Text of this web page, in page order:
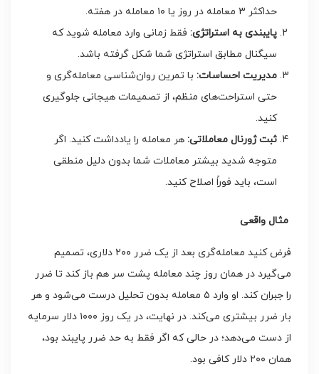
حداکثر ۳ معامله در روز یا ۱۰ معامله در هفته.
پایبندی به استراتژی: فقط زمانی وارد معامله شوید که
سیگنال مطابق استراتژی شما شکل گرفته باشد.
مدیریت احساسات: با تمرین روان‌شناسی معامله‌گری و
حتی استراحت‌های منظم، از تصمیمات هیجانی جلوگیری
کنید.
ثبت ژورنال معاملاتی: هر معامله را یادداشت کنید. اگر
متوجه شدید بیشتر معاملات شما بدون دلیل منطقی
است، باید فوراً اصلاح کنید.
مثال واقعی
فرض کنید معامله‌گری بعد از یک ضرر ۲۰۰ دلاری، تصمیم
می‌گیرد در همان روز چند معامله پشت سر هم باز کند تا ضرر
را جبران کند. او وارد ۵ معامله بدون تحلیل درست می‌شود و هر
بار ضرر بیشتری می‌کند. در نهایت، در یک روز ۱۰۰۰ دلار سرمایه
از دست می‌دهد؛ در حالی که اگر فقط به حد ضرر پایبند بود،
همان ۲۰۰ دلار کافی بود.